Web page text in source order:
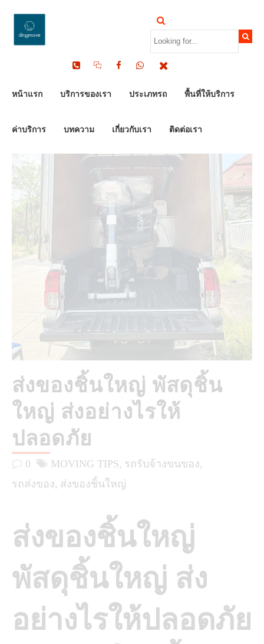
หน้าแรก บริการของเรา ประเภทรถ พื้นที่ให้บริการ
ค่าบริการ บทความ เกี่ยวกับเรา ติดต่อเรา
ส่งของชิ้นใหญ่ พัสดุชิ้น
ใหญ่ ส่งอย่างไรให้
ปลอดภัย
0 MOVING TIPS รถรับจ้างขนของ
รถส่งของ
ส่งของชิ้นใหญ่
ส่งของชิ้นใหญ่
พัสดุชิ้นใหญ่ ส่ง
อย่างไรให้ปลอดภัย